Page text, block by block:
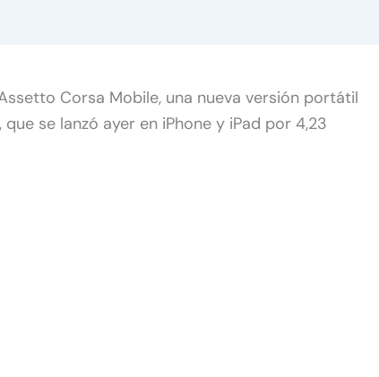
Corsa Mobile, una nueva versión portátil
se lanzó ayer en iPhone y iPad por 4,23